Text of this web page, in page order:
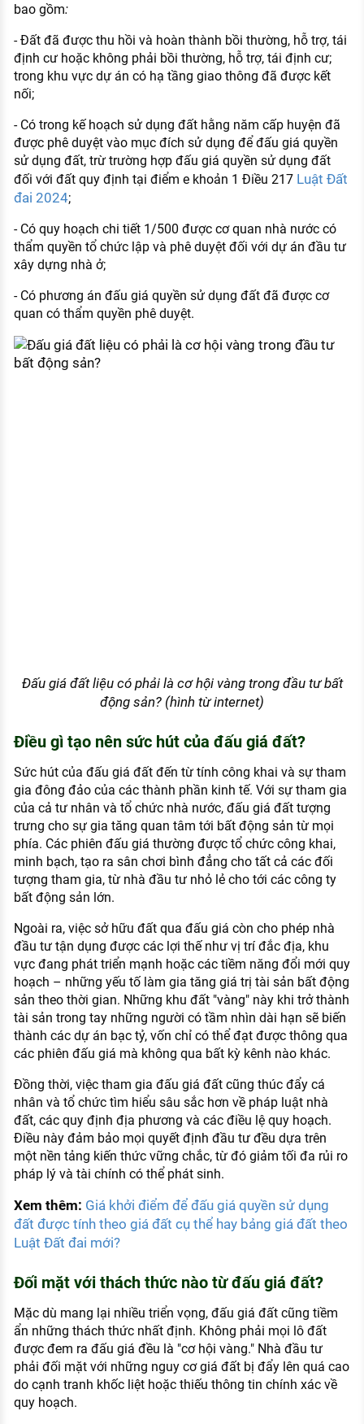
bao gồm:
- Đất đã được thu hồi và hoàn thành bồi thường, hỗ trợ, tái
định cư hoặc không phải bồi thường, hỗ trợ, tái định cư;
trong khu vực dự án có hạ tầng giao thông đã được kết
nối;
- Có trong kế hoạch sử dụng đất hằng năm cấp huyện đã
được phê duyệt vào mục đích sử dụng để đấu giá quyền
sử dụng đất, trừ trường hợp đấu giá quyền sử dụng đất
đối với đất quy định tại điểm e khoản 1 Điều 217 Luật Đất
đai 2024;
- Có quy hoạch chi tiết 1/500 được cơ quan nhà nước có
thẩm quyền tổ chức lập và phê duyệt đối với dự án đầu tư
xây dựng nhà ở;
- Có phương án đấu giá quyền sử dụng đất đã được cơ
quan có thẩm quyền phê duyệt.
Đấu giá đất liệu có phải là cơ hội vàng trong đầu tư bất
động sản? (hình từ internet)
Điều gì tạo nên sức hút của đấu giá đất?
Sức hút của đấu giá đất đến từ tính công khai và sự tham
gia đông đảo của các thành phần kinh tế. Với sự tham gia
của cả tư nhân và tổ chức nhà nước, đấu giá đất tượng
trưng cho sự gia tăng quan tâm tới bất động sản từ mọi
phía. Các phiên đấu giá thường được tổ chức công khai,
minh bạch, tạo ra sân chơi bình đẳng cho tất cả các đối
tượng tham gia, từ nhà đầu tư nhỏ lẻ cho tới các công ty
bất động sản lớn.
Ngoài ra, việc sở hữu đất qua đấu giá còn cho phép nhà
đầu tư tận dụng được các lợi thế như vị trí đắc địa, khu
vực đang phát triển mạnh hoặc các tiềm năng đổi mới quy
hoạch – những yếu tố làm gia tăng giá trị tài sản bất động
sản theo thời gian. Những khu đất "vàng" này khi trở thành
tài sản trong tay những người có tầm nhìn dài hạn sẽ biến
thành các dự án bạc tỷ, vốn chỉ có thể đạt được thông qua
các phiên đấu giá mà không qua bất kỳ kênh nào khác.
Đồng thời, việc tham gia đấu giá đất cũng thúc đẩy cá
nhân và tổ chức tìm hiểu sâu sắc hơn về pháp luật nhà
đất, các quy định địa phương và các điều lệ quy hoạch.
Điều này đảm bảo mọi quyết định đầu tư đều dựa trên
một nền tảng kiến thức vững chắc, từ đó giảm tối đa rủi ro
pháp lý và tài chính có thể phát sinh.
Xem thêm: Giá khởi điểm để đấu giá quyền sử dụng
đất được tính theo giá đất cụ thể hay bảng giá đất theo
Luật Đất đai mới?
Đối mặt với thách thức nào từ đấu giá đất?
Mặc dù mang lại nhiều triển vọng, đấu giá đất cũng tiềm
ẩn những thách thức nhất định. Không phải mọi lô đất
được đem ra đấu giá đều là "cơ hội vàng." Nhà đầu tư
phải đối mặt với những nguy cơ giá đất bị đẩy lên quá cao
do cạnh tranh khốc liệt hoặc thiếu thông tin chính xác về
quy hoạch.